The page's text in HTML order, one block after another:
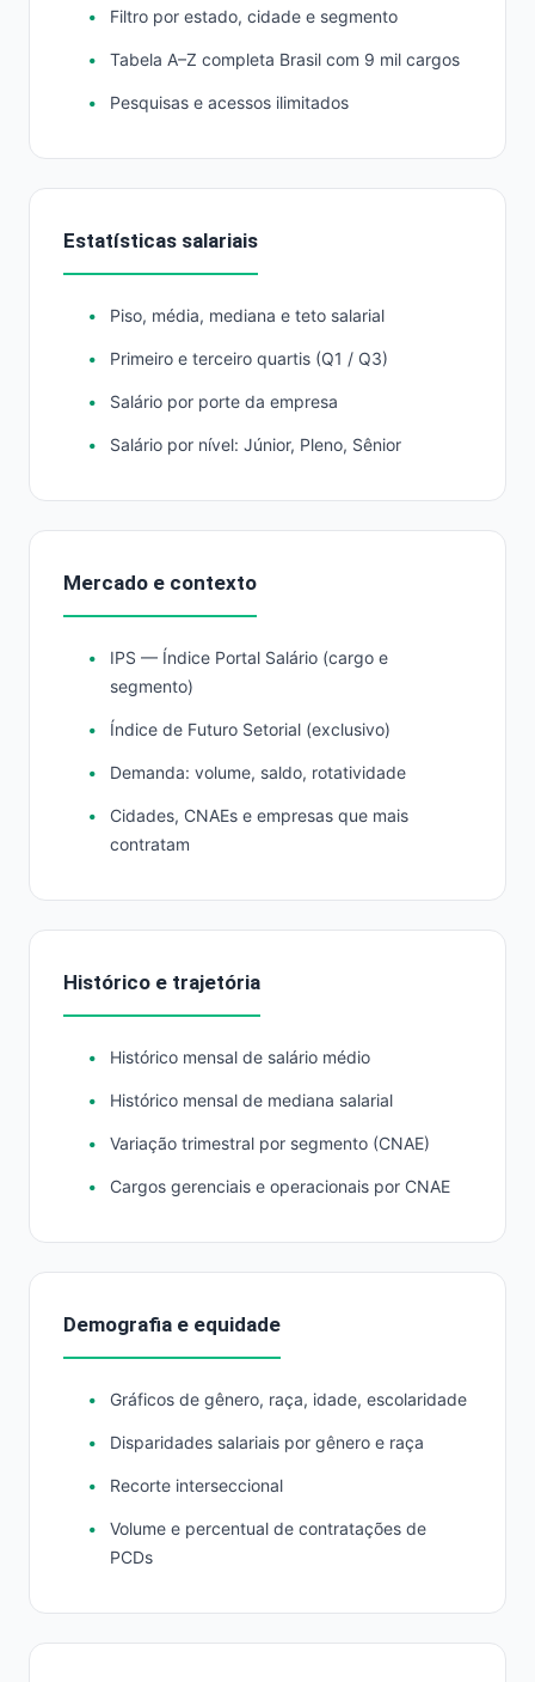
Filtro por estado, cidade e segmento
Tabela A–Z completa Brasil com 9 mil cargos
Pesquisas e acessos ilimitados
Estatísticas salariais
Piso, média, mediana e teto salarial
Primeiro e terceiro quartis (Q1 / Q3)
Salário por porte da empresa
Salário por nível: Júnior, Pleno, Sênior
Mercado e contexto
IPS — Índice Portal Salário (cargo e
segmento)
Índice de Futuro Setorial (exclusivo)
Demanda: volume, saldo, rotatividade
Cidades, CNAEs e empresas que mais
contratam
Histórico e trajetória
Histórico mensal de salário médio
Histórico mensal de mediana salarial
Variação trimestral por segmento (CNAE)
Cargos gerenciais e operacionais por CNAE
Demografia e equidade
Gráficos de gênero, raça, idade, escolaridade
Disparidades salariais por gênero e raça
Recorte interseccional
Volume e percentual de contratações de
PCDs